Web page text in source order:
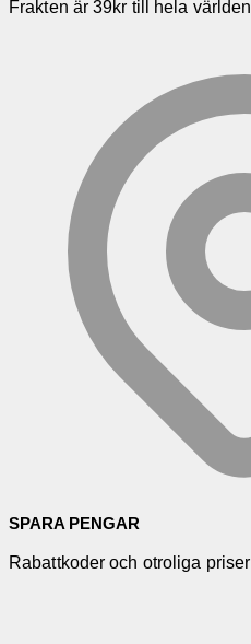
Frakten är 39kr till hela världen
SPARA PENGAR
Rabattkoder och otroliga priser